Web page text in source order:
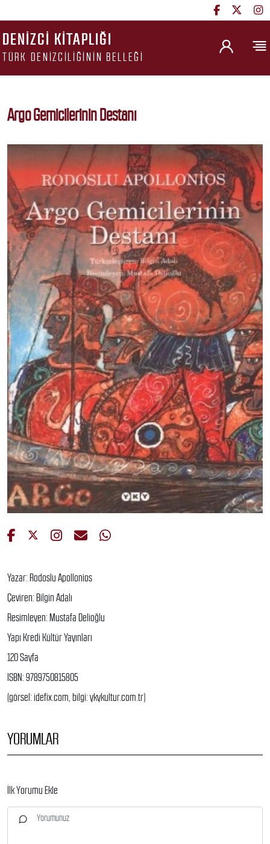
DENIZCI KITAPLIĞI
TÜRK DENIZCILIĞININ BELLEĞI
Argo Gemicilerinin Destanı
Yazar: Rodoslu Apollonios
Çeviren: Bilgin Adalı
Resimleyen: Mustafa Delioğlu
Yapı Kredi Kültür Yayınları
120 Sayfa
ISBN: 9789750815805
(görsel: idefix.com, bilgi: ykykultur.com.tr)
YORUMLAR
İlk Yorumu Ekle